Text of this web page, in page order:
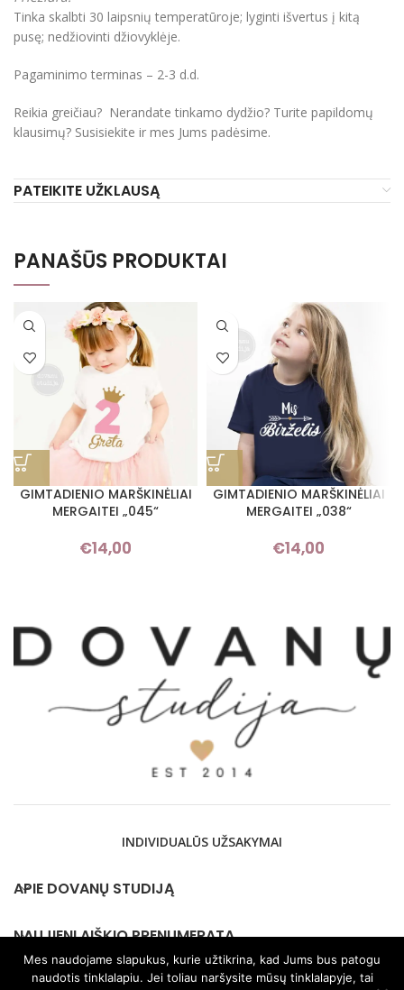
Tinka skalbti 30 laipsnių temperatūroje; lyginti išvertus į kitą
pusę; nedžiovinti džiovyklėje.
Pagaminimo terminas – 2-3 d.d.
Reikia greičiau? Nerandate tinkamo dydžio? Turite papildomų
klausimų? Susisiekite ir mes Jums padėsime.
PATEIKITE UŽKLAUSĄ
PANAŠŪS PRODUKTAI
GIMTADIENIO MARŠKINĖLIAI
MERGAITEI „045“
€14,00
GIMTADIENIO MARŠKINĖLIAI
MERGAITEI „038“
€14,00
INDIVIDUALŪS UŽSAKYMAI
APIE DOVANŲ STUDIJĄ
NAUJIENLAIŠKIO PRENUMERATA
KONTAKTAI
Mes naudojame slapukus, kurie užtikrina, kad Jums bus patogu
naudotis tinklalapiu. Jei toliau naršysite mūsų tinklalapyje, tai